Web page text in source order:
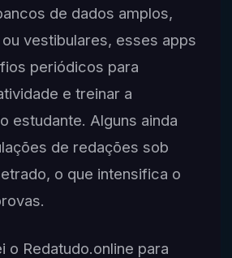
de dados amplos,
vestibulares, esses apps
periódicos para
e treinar a
estudante. Alguns ainda
de redações sob
o que intensifica o
o Redatudo.online para